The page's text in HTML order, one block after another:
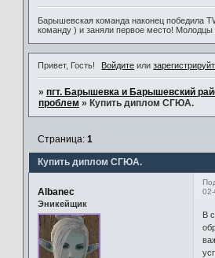
Барышевская команда наконец победила
команду ) и заняли первое место! Молодцы
Привет, Гость! Войдите или
» пгт. Барышевка и Барышевский
проблем » Купить диплом СГЮА.
Купить диплом СГЮА.
Страница: 1
Albanec
Эникейщик
В